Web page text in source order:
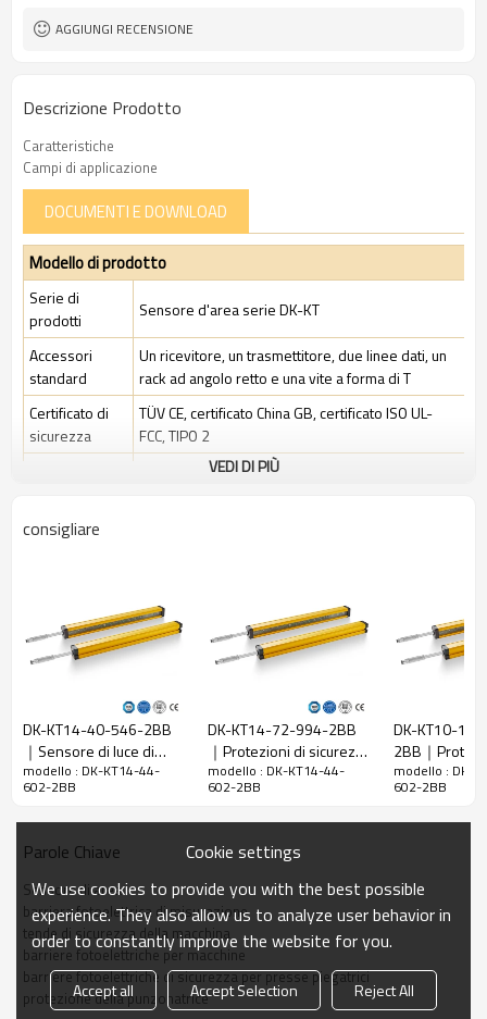
AGGIUNGI RECENSIONE
Descrizione Prodotto
Caratteristiche
Campi di applicazione
DOCUMENTI E DOWNLOAD
Modello di prodotto
Serie di
prodotti
Sensore d'area serie DK-KT
Accessori
standard
Un ricevitore, un trasmettitore, due linee dati, un
rack ad angolo retto e una vite a forma di T
Certificato di
sicurezza
TÜV CE, certificato China GB, certificato ISO UL-
FCC, TIPO 2
Caratteristiche
Rileva la
precisione
22 mm
44
Raggio
d'azione
602 mm
prodotto
del ricevitore.
Distanza di
rilevamento
30-6000mm
Tempo di
risposta
≤15 ms
Dati meccanici
VEDI DI PIÙ
consigliare
DK-KT14-40-546-2BB
｜Sensore di luce di
sicurezza｜DADISICK
modello : DK-KT14-44-
602-2BB
DK-KT14-72-994-2BB
｜Protezioni di sicurezza
per punzonatrice｜
DADISICK
modello : DK-KT14-44-
602-2BB
DK-KT10-
2BB｜
macchine｜
modello : DK-
602-2BB
Parole Chiave
Sensore di area
barriera fotoelettrica di misurazione
tende di sicurezza della macchina
barriere fotoelettriche per macchine
barriere fotoelettriche di sicurezza per presse piegatrici
protezione della punzonatrice
Cookie settings
We use cookies to provide you with the best possible
experience. They also allow us to analyze user behavior in
order to constantly improve the website for you.
Accept all Accept Selection Reject All